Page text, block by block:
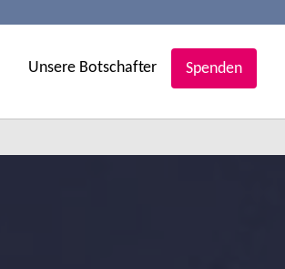
Unsere Botschafter Spenden